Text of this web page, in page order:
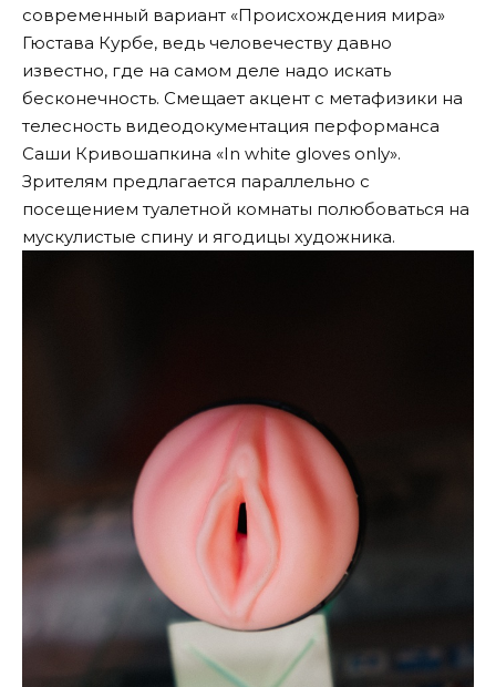
современный вариант «Происхождения мира»
Гюстава Курбе, ведь человечеству давно
известно, где на самом деле надо искать
бесконечность. Смещает акцент с метафизики на
телесность видеодокументация перформанса
Саши Кривошапкина «In white gloves only».
Зрителям предлагается параллельно с
посещением туалетной комнаты полюбоваться на
мускулистые спину и ягодицы художника.